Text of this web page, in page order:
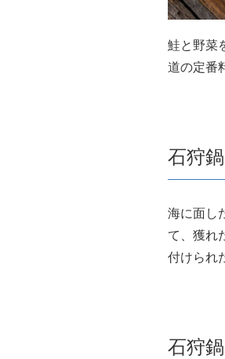
鮭と野菜
道の定番
石狩
海に面し
て、獲れ
付けられ
石狩